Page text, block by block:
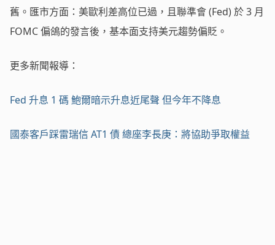
舊。匯市方面：美歐利差高位已過，且聯準會 (Fed) 於 3 月
FOMC 偏鴿的發言後，基本面支持美元趨勢偏貶。
更多新聞報導：
Fed 升息 1 碼 鮑爾暗示升息近尾聲 但今年不降息
國泰客戶踩雷瑞信 AT1 債 總座李長庚：將協助爭取權益